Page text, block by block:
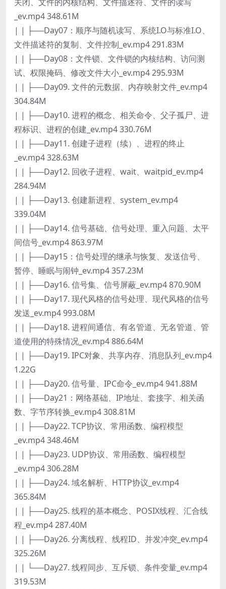
_ev.mp4 348.61M
| | ├──Day07：顺序与随机读写、系统I.O与标准I.O、
文件描述符的复制、文件控制_ev.mp4 291.83M
| | ├──Day08：文件锁、文件锁的内核结构、访问测
试、权限掩码、修改文件大小_ev.mp4 295.93M
| | ├──Day09. 文件的元数据、内存映射文件_ev.mp4
304.84M
| | ├──Day10. 进程的概念、相关命令、父子孤尸、进
程标识、进程的创建_ev.mp4 330.76M
| | ├──Day11. 创建子进程（续）、进程的终止
_ev.mp4 328.63M
| | ├──Day12. 回收子进程、wait、waitpid_ev.mp4
284.94M
| | ├──Day13. 创建新进程、system_ev.mp4
339.04M
| | ├──Day14. 信号基础、信号处理、重入问题、太平
间信号_ev.mp4 863.97M
| | ├──Day15：信号处理的继承与恢复、发送信号、
暂停、睡眠与闹钟_ev.mp4 357.23M
| | ├──Day16. 信号集、信号屏蔽_ev.mp4 870.90M
| | ├──Day17. 现代风格的信号处理、现代风格的信号
发送_ev.mp4 993.08M
| | ├──Day18. 进程间通信、有名管道、无名管道、管
道使用的特殊情况_ev.mp4 886.64M
| | ├──Day19. IPC对象、共享内存、消息队列_ev.mp4
1.22G
| | ├──Day20. 信号量、IPC命令_ev.mp4 941.88M
| | ├──Day21：网络基础、IP地址、套接字、相关函
数、字节序转换_ev.mp4 308.81M
| | ├──Day22. TCP协议、常用函数、编程模型
_ev.mp4 348.46M
| | ├──Day23. UDP协议、常用函数、编程模型
_ev.mp4 306.28M
| | ├──Day24. 域名解析、HTTP协议_ev.mp4
365.84M
| | ├──Day25. 线程的基本概念、POSIX线程、汇合线
程_ev.mp4 287.40M
| | ├──Day26. 分离线程、线程ID、并发冲突_ev.mp4
325.26M
| | └──Day27. 线程同步、互斥锁、条件变量_ev.mp4
319.53M